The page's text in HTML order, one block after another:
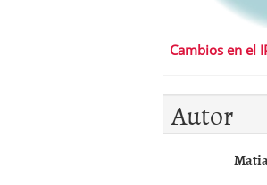
Cambios en el
Autor